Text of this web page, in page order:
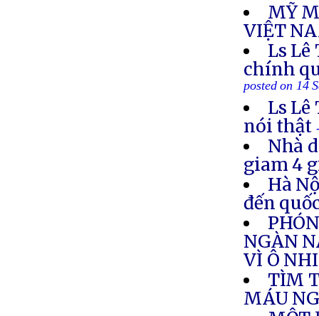
MỸ
VIỆT
Ls
chính
posted on 14
Ls Lê
nói thật
Nhà
giam 4
Hà
đến
NGÀN
VÌ Ô
TÌM
MÁU